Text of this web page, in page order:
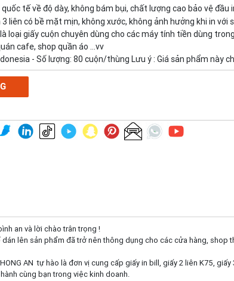
tế về độ dày, không bám bụi, chất lượng cao bảo vệ đầu
3 liên có bề mặt mịn, không xước, không ảnh hưởng khi in với
là loại giấy cuộn chuyên dùng cho các máy tính tiền dùng
cafe, shop quần áo …vv
- Số lượng: 80 cuộn/thùng Lưu ý : Giá sản phẩm này
an và lời chào trân trọng !
lên sản phẩm đã trở nên thông dụng cho các cửa hàng, shop
AN tự hào là đơn vị cung cấp giấy in bill, giấy 2 liên K75, giấy
cùng bạn trong việc kinh doanh.